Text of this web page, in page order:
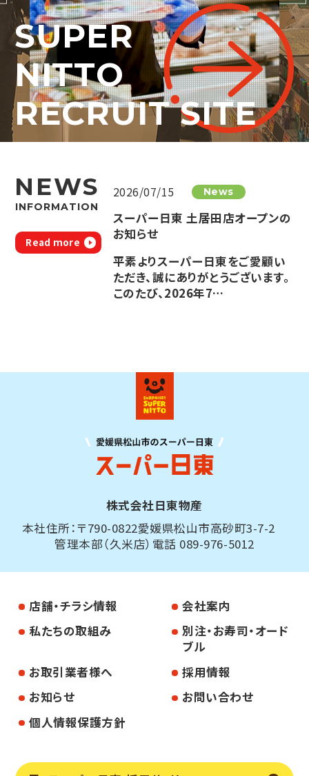
SUPER
NITTO
RECRUIT SITE
NEWS
INFORMATION
Read more
2026/07/15 News
スーパー日東 土居田店オープンの
お知らせ
平素よりスーパー日東をご愛顧い
ただき、誠にありがとうございます。
このたび、2026年7…
株式会社日東物産
本社住所：〒790-0822愛媛県松山市高砂町3-7-2
管理本部（久米店）電話 089-976-5012
店舗・チラシ情報
会社案内
私たちの取組み
別注・お寿司・オード
ブル
お取引業者様へ
採用情報
お知らせ
お問い合わせ
個人情報保護方針